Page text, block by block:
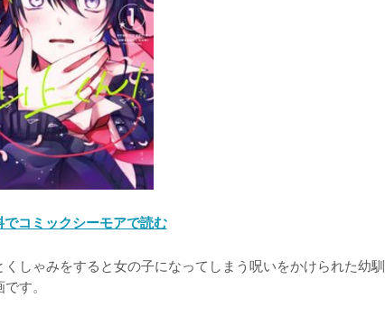
でコミックシーモアで読む
くしゃみをすると女の子になってしまう呪いをかけられた幼馴
す。